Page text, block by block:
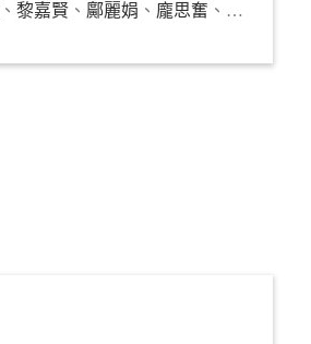
、 黎嘉賢 、 鄺麗娟 、 龐思奮 、 何威達